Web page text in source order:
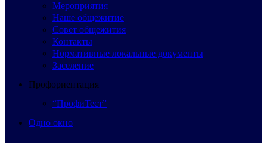
Мероприятия
Наше общежитие
Совет общежития
Контакты
Нормативные локальные документы
Заселение
Профориентация
“ПрофиТест”
Одно окно